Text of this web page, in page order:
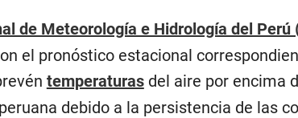
de Meteorología e Hidrología del Perú
el pronóstico estacional
temperaturasdel aire por encima
debido a la persistencia de las